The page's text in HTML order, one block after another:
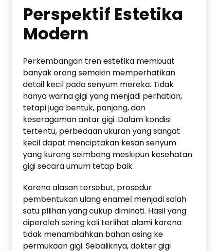
Perspektif Estetika
Modern
Perkembangan tren estetika membuat
banyak orang semakin memperhatikan
detail kecil pada senyum mereka. Tidak
hanya warna gigi yang menjadi perhatian,
tetapi juga bentuk, panjang, dan
keseragaman antar gigi. Dalam kondisi
tertentu, perbedaan ukuran yang sangat
kecil dapat menciptakan kesan senyum
yang kurang seimbang meskipun kesehatan
gigi secara umum tetap baik.
Karena alasan tersebut, prosedur
pembentukan ulang enamel menjadi salah
satu pilihan yang cukup diminati. Hasil yang
diperoleh sering kali terlihat alami karena
tidak menambahkan bahan asing ke
permukaan gigi. Sebaliknya, dokter gigi